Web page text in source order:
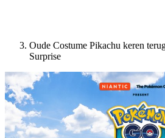
Oude Costume Pikachu keren
Surprise